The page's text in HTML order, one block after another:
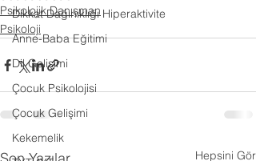
Dikkat Dağınıklığı Hiperaktivite
Anne-Baba Eğitimi
Dil Gelişimi
Çocuk Psikolojisi
Çocuk Gelişimi
Kekemelik
Psikolojik Danışman
Psikoloji
Hepsini Gör